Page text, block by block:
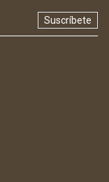
Suscríbete